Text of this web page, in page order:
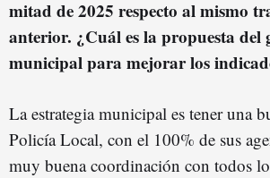
mitad de 2025 respecto al mismo
anterior. ¿Cuál es la propuesta del
municipal para mejorar los
La estrategia municipal es tener una
Policía Local, con el 100% de sus
muy buena coordinación con todos